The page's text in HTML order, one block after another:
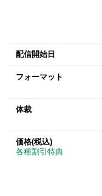
配信開始日
フォーマット
体裁
価格(税込)
各種割引特典